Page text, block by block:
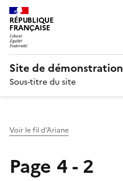
RÉPUBLIQUE
FRANÇAISE
Site de démonstration
Sous-titre du site
Voir le fil d’Ariane
Page 4 - 2